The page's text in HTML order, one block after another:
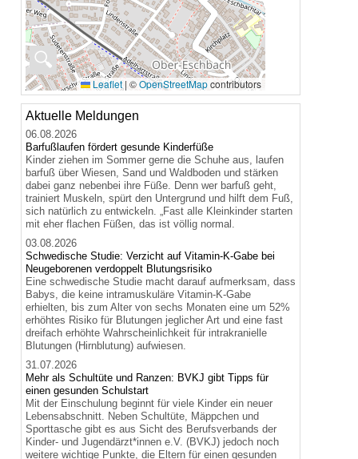
🔍
Leaflet | ©OpenStreetMapcontributors
Aktuelle Meldungen
06.08.2026
Barfußlaufen fördert gesunde Kinderfüße
Kinder ziehen im Sommer gerne die Schuhe aus, laufen
barfuß über Wiesen, Sand und Waldboden und stärken
dabei ganz nebenbei ihre Füße. Denn wer barfuß geht,
trainiert Muskeln, spürt den Untergrund und hilft dem Fuß,
sich natürlich zu entwickeln. „Fast alle Kleinkinder starten
mit eher flachen Füßen, das ist völlig normal.
03.08.2026
Schwedische Studie: Verzicht auf Vitamin-K-Gabe bei
Neugeborenen verdoppelt Blutungsrisiko
Eine schwedische Studie macht darauf aufmerksam, dass
Babys, die keine intramuskuläre Vitamin-K-Gabe
erhielten, bis zum Alter von sechs Monaten eine um 52%
erhöhtes Risiko für Blutungen jeglicher Art und eine fast
dreifach erhöhte Wahrscheinlichkeit für intrakranielle
Blutungen (Hirnblutung) aufwiesen.
31.07.2026
Mehr als Schultüte und Ranzen: BVKJ gibt Tipps für
einen gesunden Schulstart
Mit der Einschulung beginnt für viele Kinder ein neuer
Lebensabschnitt. Neben Schultüte, Mäppchen und
Sporttasche gibt es aus Sicht des Berufsverbands der
Kinder- und Jugendärzt*innen e.V. (BVKJ) jedoch noch
weitere wichtige Punkte, die Eltern für einen gesunden